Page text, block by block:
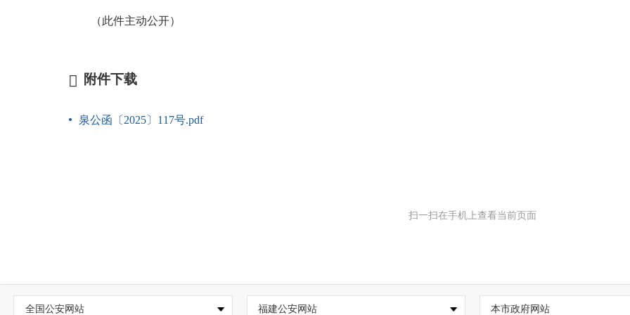
（此件主动公开）
附件下载
泉公函〔2025〕117号.pdf
扫一扫在手机上查看当前页面
全国公安网站 福建公安网站 本市政府网站